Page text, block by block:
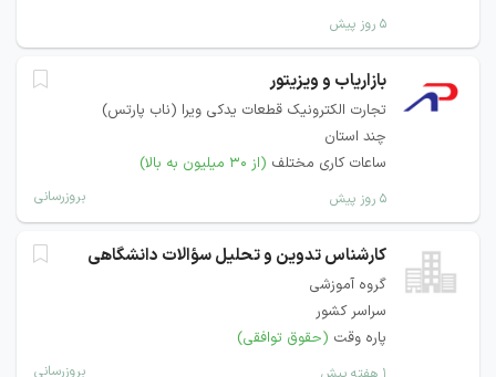
۵ روز پیش
بازاریاب و ویزیتور
تجارت الکترونیک قطعات یدکی ویرا (ناب پارتس)
چند استان
ساعات کاری مختلف (از ۳۰ میلیون به بالا)
۵ روز پیش بروزرسانی
کارشناس تدوین و تحلیل سؤالات دانشگاهی
گروه آموزشی
سراسر کشور
پاره وقت (حقوق توافقی)
بروزرسانی